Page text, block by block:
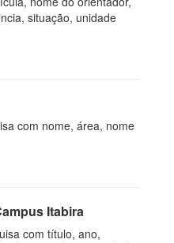
situação, unidade
com nome, área, nome
Itabira
com título, ano,